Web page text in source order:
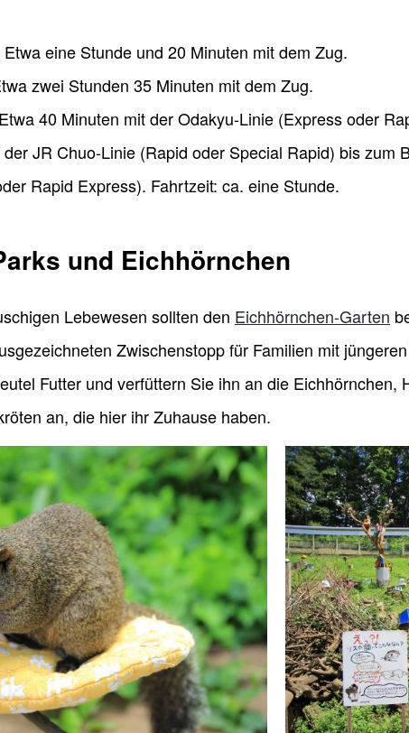
eine Stunde und 20 Minuten mit dem Zug.
zwei Stunden 35 Minuten mit dem Zug.
40 Minuten mit der Odakyu-Linie (Express oder
JR Chuo-Linie (Rapid oder Special Rapid) bis zum
Rapid Express). Fahrtzeit: ca. eine Stunde.
und Eichhörnchen
Lebewesen sollten den Eichhörnchen-Garten
Zwischenstopp für Familien mit
Futter und verfüttern Sie ihn an die
an, die hier ihr Zuhause haben.